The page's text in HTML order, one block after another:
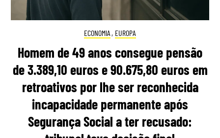
ECONOMIA , EUROPA
Homem de 49 anos consegue pensão
de 3.389,10 euros e 90.675,80 euros em
retroativos por lhe ser reconhecida
incapacidade permanente após
Segurança Social a ter recusado: